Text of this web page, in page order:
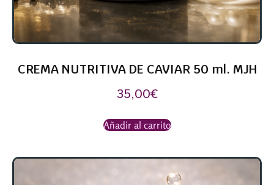
CREMA NUTRITIVA DE CAVIAR 50 ml. MJH
35,00€
Añadir al carrito